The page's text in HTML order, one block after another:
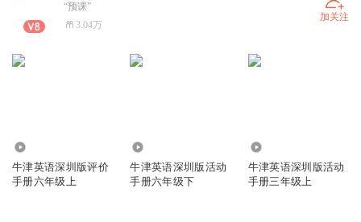
“预课”
3.04万
加关注
牛津英语深圳版评价
手册六年级上
牛津英语深圳版活动
手册六年级下
牛津英语深圳版活动
手册三年级上